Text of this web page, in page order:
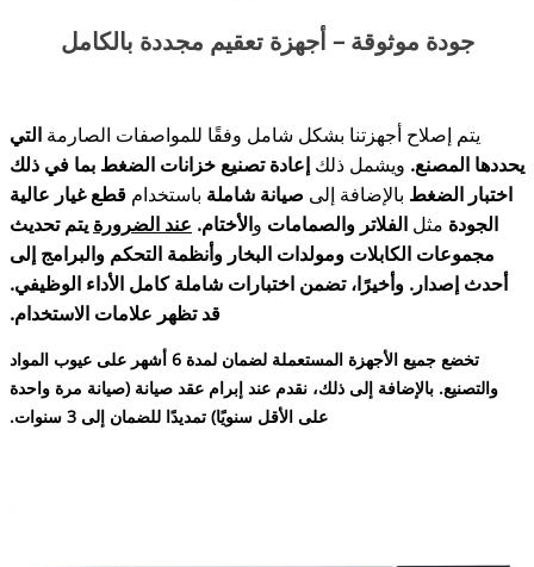
جودة موثوقة – أجهزة تعقيم مجددة بالكامل
يتم إصلاح أجهزتنا بشكل شامل وفقًا للمواصفات الصارمة التي
يحددها المصنع. ويشمل ذلك إعادة تصنيع خزانات الضغط بما في ذلك
اختبار الضغط بالإضافة إلى صيانة شاملة باستخدام قطع غيار عالية
الجودة مثل الفلاتر والصمامات والأختام. عند الضرورة يتم تحديث
مجموعات الكابلات ومولدات البخار وأنظمة التحكم والبرامج إلى
أحدث إصدار. وأخيرًا، تضمن اختبارات شاملة كامل الأداء الوظيفي.
قد تظهر علامات الاستخدام.
تخضع جميع الأجهزة المستعملة لضمان لمدة 6 أشهر على عيوب المواد
والتصنيع. بالإضافة إلى ذلك، نقدم عند إبرام عقد صيانة (صيانة مرة واحدة
على الأقل سنويًا) تمديدًا للضمان إلى 3 سنوات.